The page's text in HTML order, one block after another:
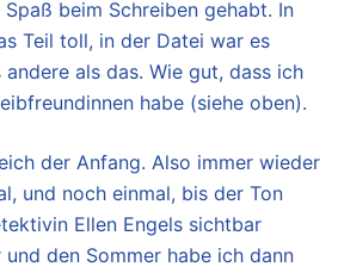
beim Schreiben gehabt. In
Teil toll, in der Datei war es
als das. Wie gut, dass ich
habe (siehe oben).
der Anfang. Also immer wieder
und noch einmal, bis der Ton
Ellen Engels sichtbar
den Sommer habe ich dann